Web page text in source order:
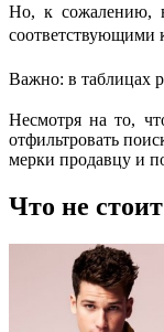
Но, к сожалению,
соответствующими
Важно: в таблицах
Несмотря на то,
отфильтровать
мерки продавцу и
Что не